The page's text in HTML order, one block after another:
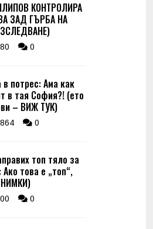
КОНТРОЛИРА
ЗАД ГЪРБА НА
0
потрес: Ама как
в тая София?! (ето
– ВИЖ ТУК)
0
топ тяло за
това е „топ“,
0